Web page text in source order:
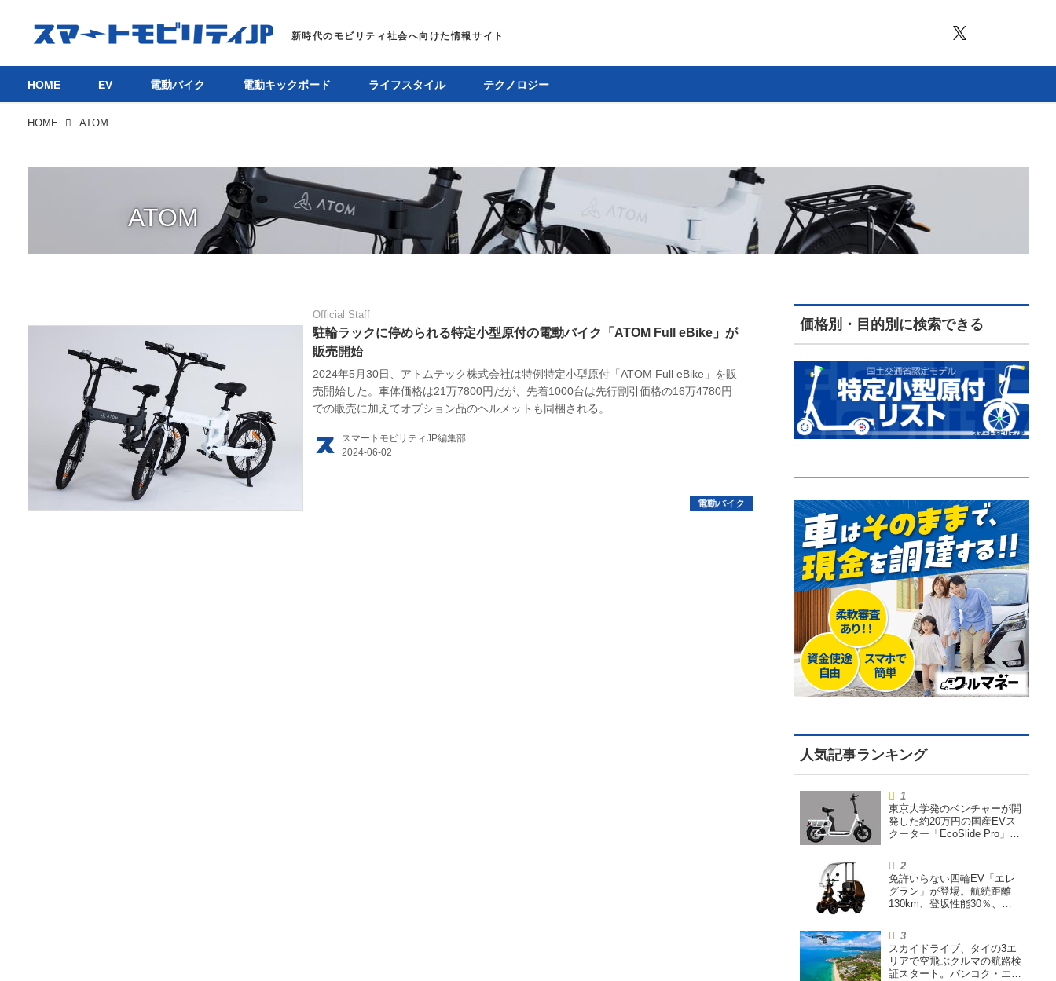
HOME
HOME EV 電動バイク 電動キックボード ライフスタイル テクノロジー
HOME ATOM
ATOM
Official Staff
駐輪ラックに停められる特定小型原付の電動バイク「ATOM Full eBike」が
販売開始
2024年5月30日、アトムテック株式会社は特例特定小型原付「ATOM Full eBike」を販
売開始した。車体価格は21万7800円だが、先着1000台は先行割引価格の16万4780円
での販売に加えてオプション品のヘルメットも同梱される。
スマートモビリティJP編集部
価格別・目的別に検索できる
東京大学発のベンチャーが開
発した約20万円の国産EVス
クーター「EcoSlide Pro」が
免許いらない四輪EV「エレ
グラン」が登場。航続距離
130km、登坂性能30％、
備えた特定小型原付
スカイドライブ、タイの3エ
リアで空飛ぶクルマの航路検
証スタート。バンコク・エア